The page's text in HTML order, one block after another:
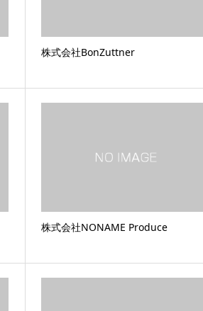
株式会社BonZuttner
株式会社NONAME Produce